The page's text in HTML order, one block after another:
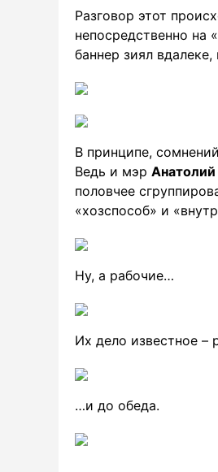
Разговор этот
непосредственно на
баннер зиял
В принципе,
Ведь и мэр
половчее
«хозспособ» и
Ну, а рабочие…
Их дело известное –
…и до обеда.